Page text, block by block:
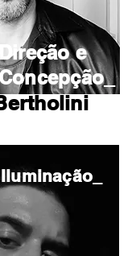
e
Iluminação_